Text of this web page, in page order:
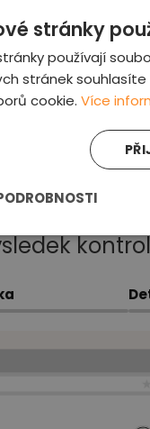
Dobrý
stránky
používají
stránek
cookie. Více